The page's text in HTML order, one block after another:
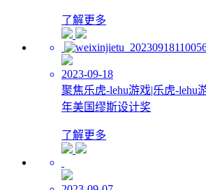
了解更多
2023-09-18
聚焦乐虎-lehu游戏|乐虎-lehu
年美国缪斯设计奖
了解更多